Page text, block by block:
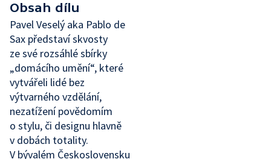
Obsah dílu
Pavel Veselý aka Pablo de
Sax představí skvosty
ze své rozsáhlé sbírky
„domácího umění“, které
vytvářeli lidé bez
výtvarného vzdělání,
nezatížení povědomím
o stylu, či designu hlavně
v dobách totality.
V bývalém Československu